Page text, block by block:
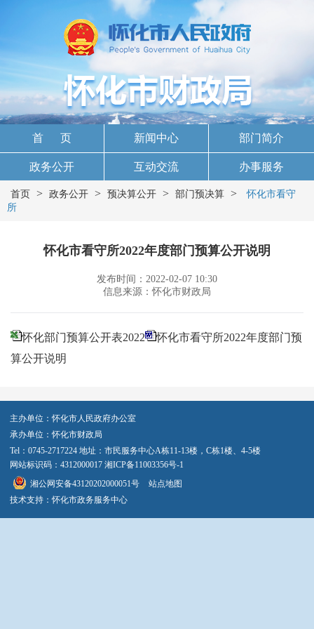
首 页 新闻中心 部门简介
政务公开 互动交流 办事服务
首页 > 政务公开 > 预决算公开 > 部门预决算 >
怀化市看守
所
怀化市看守所2022年度部门预算公开说明
发布时间：2022-02-07 10:30
信息来源：怀化市财政局
怀化部门预算公开表2022
怀化市看守所2022年度部门预
算公开说明
主办单位：怀化市人民政府办公室
承办单位：怀化市财政局
Tel：0745-2717224 地址：市民服务中心A栋11-13楼，C栋1楼、4-5楼
网站标识码：4312000017 湘ICP备11003356号-1
湘公网安备43120202000051号
站点地图
技术支持：怀化市政务服务中心